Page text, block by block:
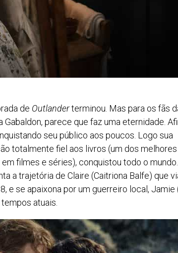
de Outlanderterminou. Mas para os fãs
parece que faz uma eternidade.
seu público aos poucos. Logo sua
totalmente fiel aos livros (um dos melhores
filmes e séries), conquistou todo o
a trajetória de Claire (Caitriona Balfe) que
e se apaixona por um guerreiro local, Jamie
atuais.